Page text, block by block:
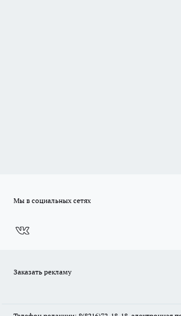
Мы в социальных сетях
Заказать рекламу